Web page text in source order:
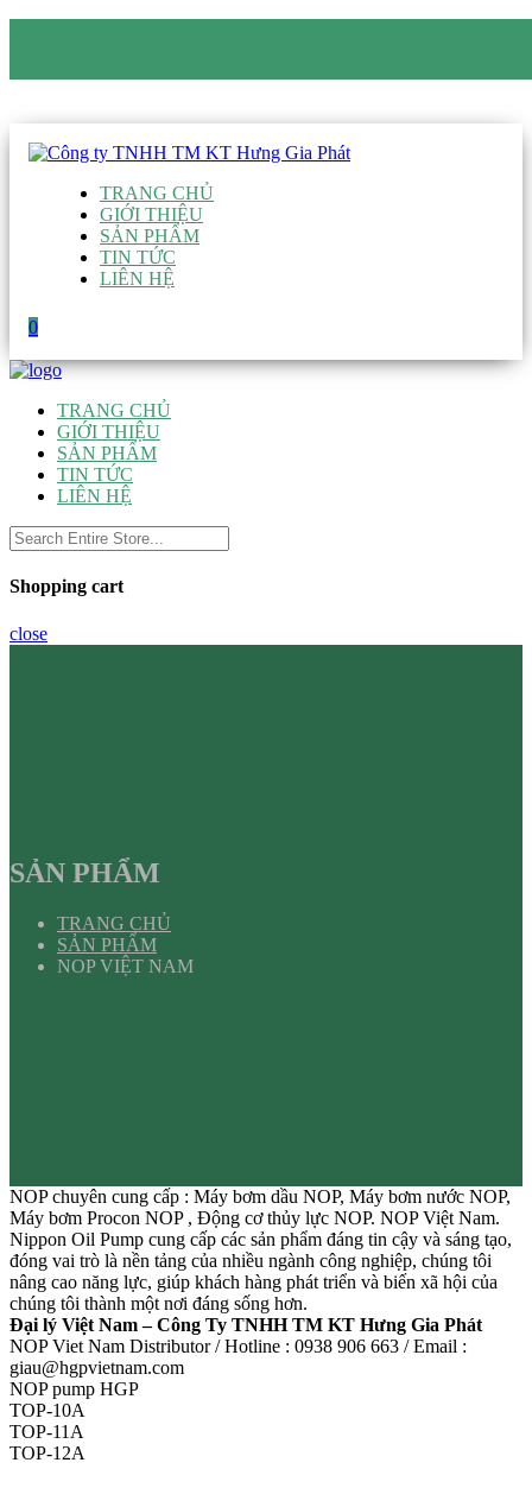
TRANG CHỦ
GIỚI THIỆU
SẢN PHẨM
TIN TỨC
LIÊN HỆ
0
TRANG CHỦ
GIỚI THIỆU
SẢN PHẨM
TIN TỨC
LIÊN HỆ
Shopping cart
close
SẢN PHẨM
TRANG CHỦ
SẢN PHẨM
NOP VIỆT NAM
NOP chuyên cung cấp : Máy bơm dầu NOP, Máy bơm nước NOP,
Máy bơm Procon NOP , Động cơ thủy lực NOP. NOP Việt Nam.
Nippon Oil Pump cung cấp các sản phẩm đáng tin cậy và sáng tạo,
đóng vai trò là nền tảng của nhiều ngành công nghiệp, chúng tôi
nâng cao năng lực, giúp khách hàng phát triển và biến xã hội của
chúng tôi thành một nơi đáng sống hơn.
Đại lý Việt Nam – Công Ty TNHH TM KT Hưng Gia Phát
NOP Viet Nam Distributor / Hotline : 0938 906 663 / Email :
giau@hgpvietnam.com
NOP pump HGP
TOP-10A
TOP-11A
TOP-12A